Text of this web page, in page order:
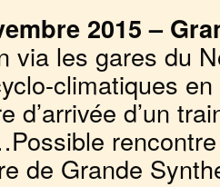
2015 –
via les gares du
climatiques
d’arrivée d’un
de Grande